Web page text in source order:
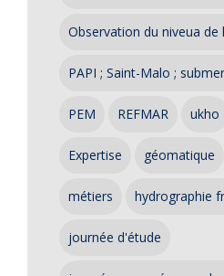
Observation du niveua de
PAPI ; Saint-Malo ;
PEM REFMAR ukho
Expertise géomatique
métiers hydrographie
journée d'étude